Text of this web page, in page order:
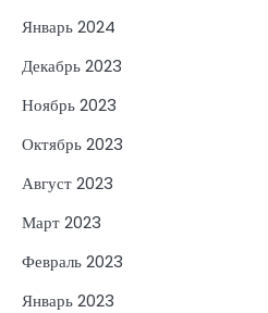
Январь 2024
Декабрь 2023
Ноябрь 2023
Октябрь 2023
Август 2023
Март 2023
Февраль 2023
Январь 2023